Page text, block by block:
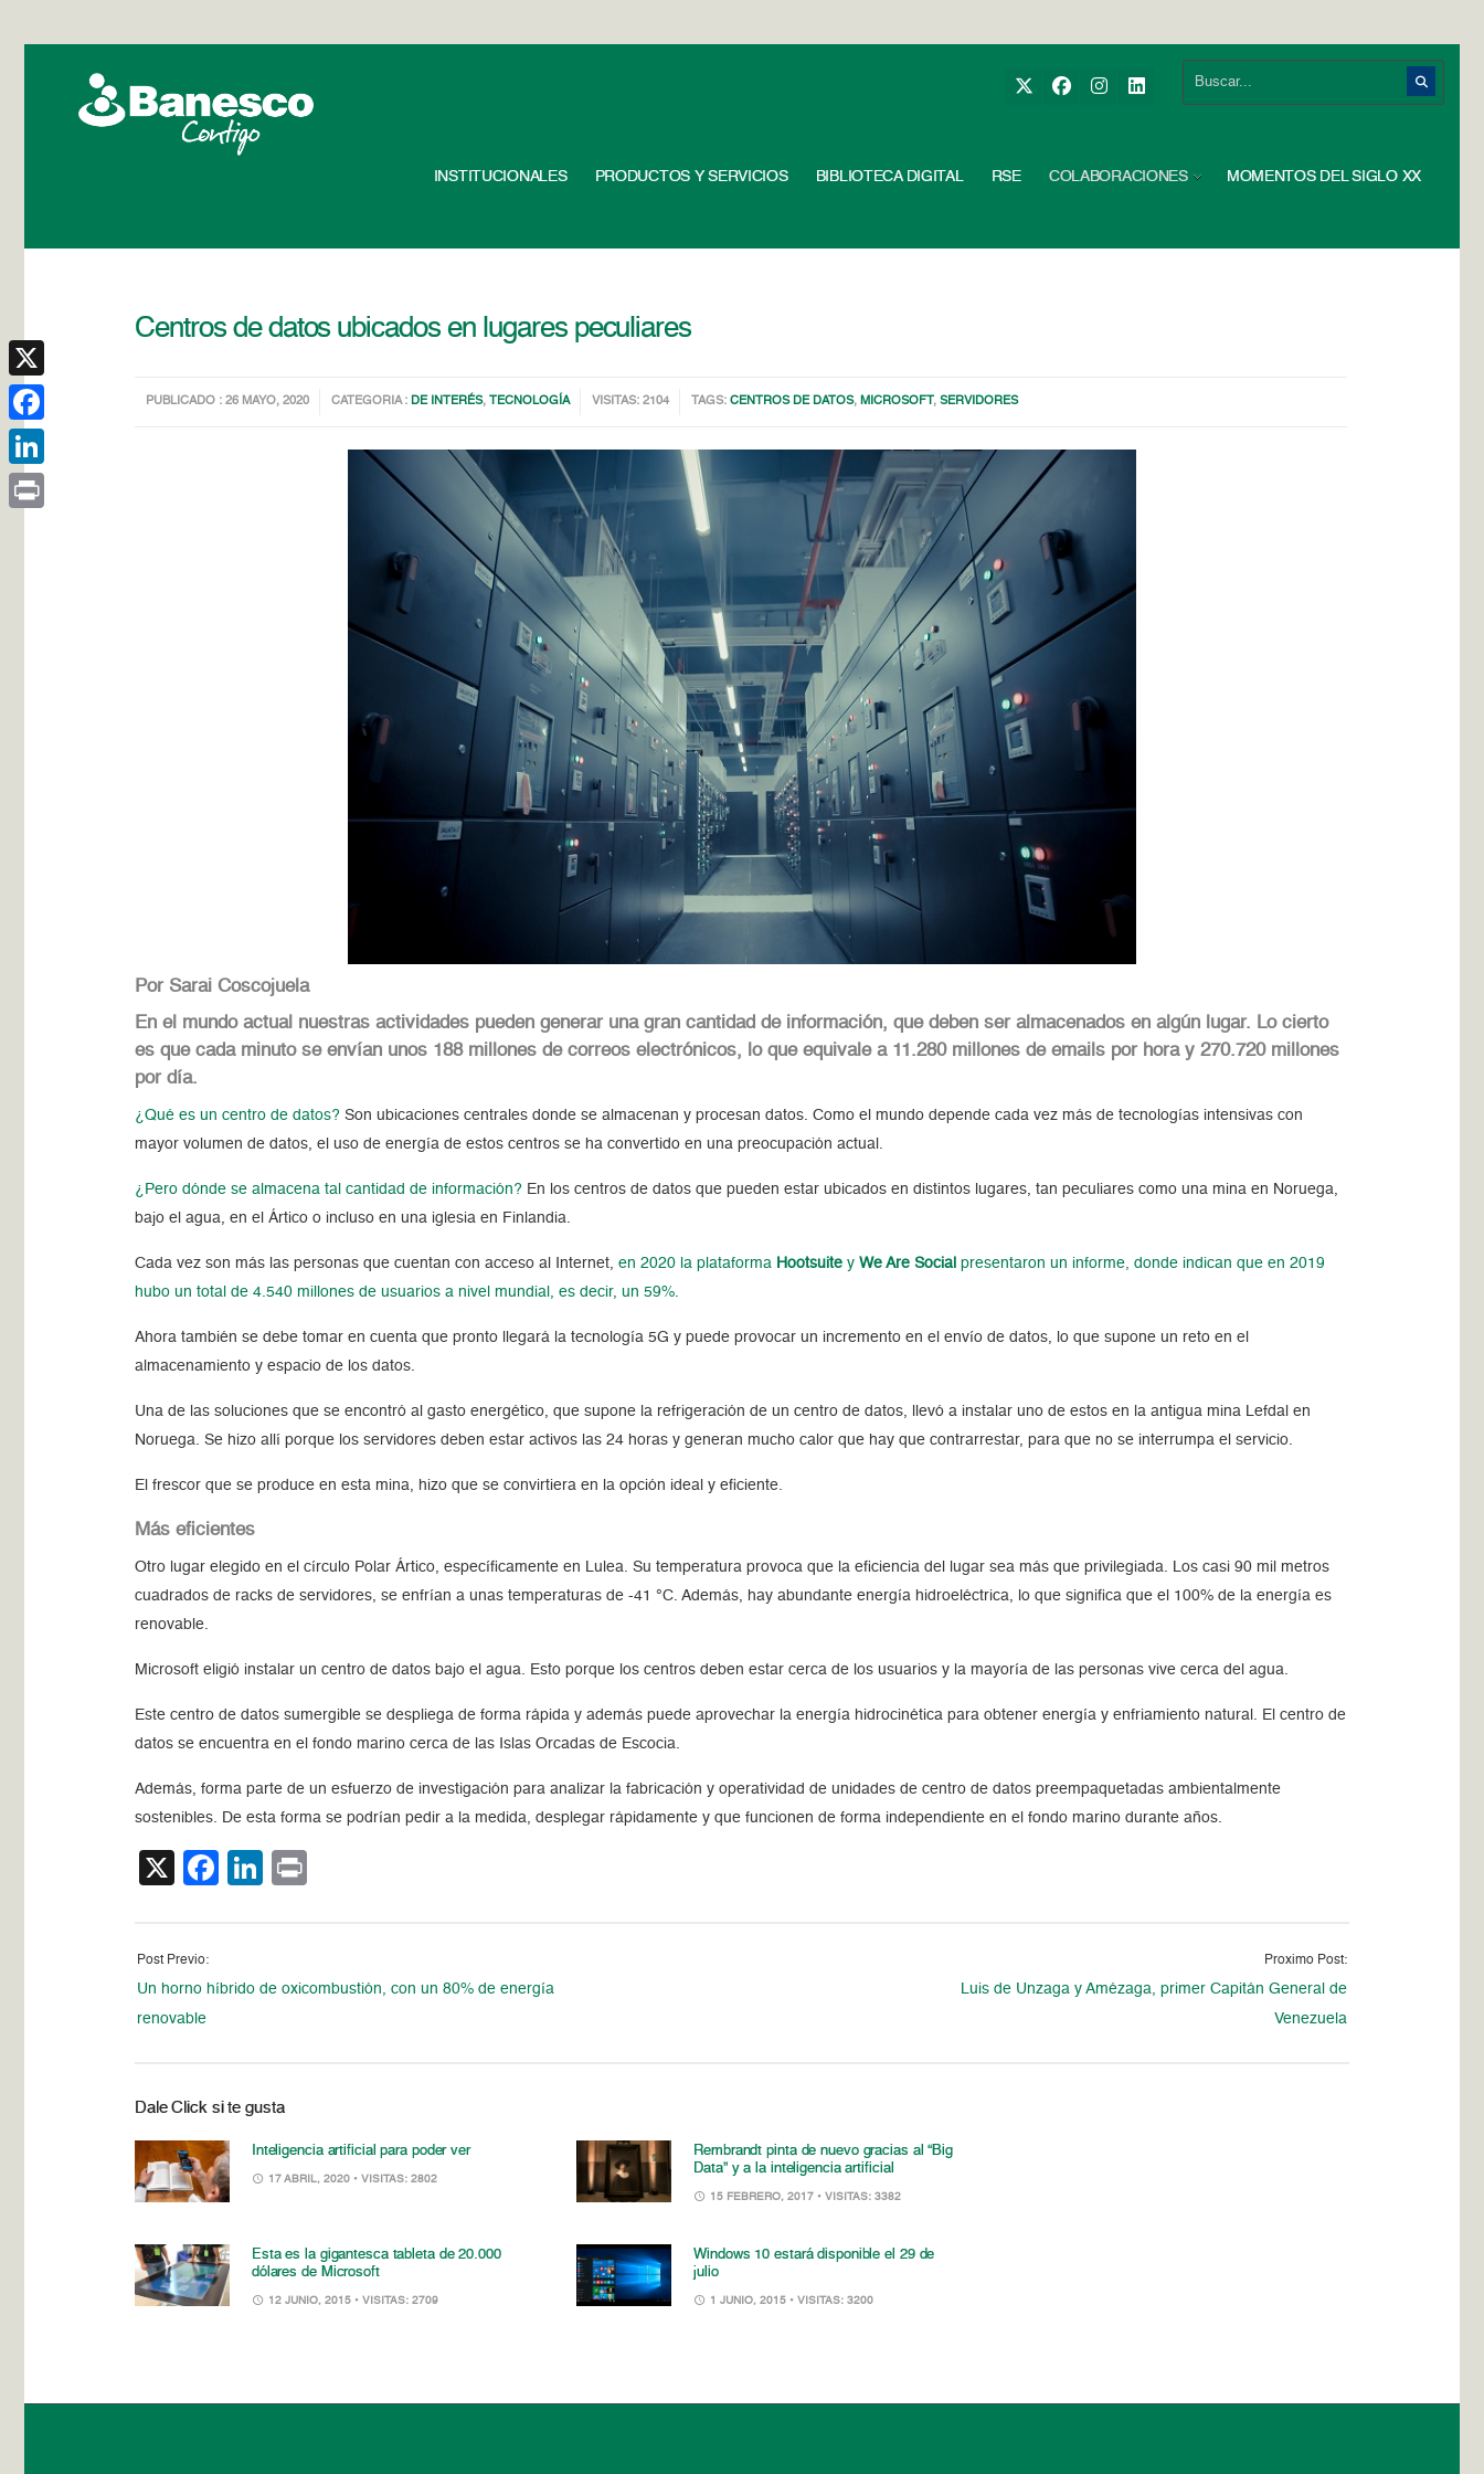
INSTITUCIONALES PRODUCTOS Y SERVICIOS BIBLIOTECA DIGITAL RSE COLABORACIONES MOMENTOS DEL SIGLO XX
Centros de datos ubicados en lugares peculiares
PUBLICADO : 26 MAYO, 2020 CATEGORIA : DE INTERÉS, TECNOLOGÍA VISITAS: 2104 TAGS:CENTROS DE DATOS, MICROSOFT ,SERVIDORES
Por Sarai Coscojuela
En el mundo actual nuestras actividades pueden generar una gran cantidad de información, que deben ser almacenados en algún lugar. Lo cierto
es que cada minuto se envían unos 188 millones de correos electrónicos, lo que equivale a 11.280 millones de emails por hora y 270.720 millones
por día.
¿Qué es un centro de datos? Son ubicaciones centrales donde se almacenan y procesan datos. Como el mundo depende cada vez más de tecnologías intensivas con
mayor volumen de datos, el uso de energía de estos centros se ha convertido en una preocupación actual.
¿Pero dónde se almacena tal cantidad de información? En los centros de datos que pueden estar ubicados en distintos lugares, tan peculiares como una mina en Noruega,
bajo el agua, en el Ártico o incluso en una iglesia en Finlandia.
Cada vez son más las personas que cuentan con acceso al Internet,en 2020 la plataforma Hootsuite yWe Are Social presentaron un informe, donde indican que en 2019
hubo un total de 4.540 millones de usuarios a nivel mundial, es decir, un 59%.
Ahora también se debe tomar en cuenta que pronto llegará la tecnología 5G y puede provocar un incremento en el envío de datos, lo que supone un reto en el
almacenamiento y espacio de los datos.
Una de las soluciones que se encontró al gasto energético, que supone la refrigeración de un centro de datos, llevó a instalar uno de estos en la antigua mina Lefdal en
Noruega. Se hizo allí porque los servidores deben estar activos las 24 horas y generan mucho calor que hay que contrarrestar, para que no se interrumpa el servicio.
El frescor que se produce en esta mina, hizo que se convirtiera en la opción ideal y eficiente.
Más eficientes
Otro lugar elegido en el círculo Polar Ártico, específicamente en Lulea. Su temperatura provoca que la eficiencia del lugar sea más que privilegiada. Los casi 90 mil metros
cuadrados de racks de servidores, se enfrían a unas temperaturas de -41 °C. Además, hay abundante energía hidroeléctrica, lo que significa que el 100% de la energía es
renovable.
Microsoft eligió instalar un centro de datos bajo el agua. Esto porque los centros deben estar cerca de los usuarios y la mayoría de las personas vive cerca del agua.
Este centro de datos sumergible se despliega de forma rápida y además puede aprovechar la energía hidrocinética para obtener energía y enfriamiento natural. El centro de
datos se encuentra en el fondo marino cerca de las Islas Orcadas de Escocia.
Además, forma parte de un esfuerzo de investigación para analizar la fabricación y operatividad de unidades de centro de datos preempaquetadas ambientalmente
sostenibles. De esta forma se podrían pedir a la medida, desplegar rápidamente y que funcionen de forma independiente en el fondo marino durante años.
X Facebook
LinkedIn
Post Previo:
Un horno híbrido de oxicombustión, con un 80% de energía
renovable
Proximo Post:
Luis de Unzaga y Amézaga, primer Capitán General de
Venezuela
Dale Click si te gusta
Inteligencia artificial para poder ver
17 ABRIL, 2020 • VISITAS: 2802
Rembrandt pinta de nuevo gracias al “Big
Data” y a la inteligencia artificial
15 FEBRERO, 2017 • VISITAS: 3382
Esta es la gigantesca tableta de 20.000
dólares de Microsoft
12 JUNIO, 2015 • VISITAS: 2709
Windows 10 estará disponible el 29 de
julio
1 JUNIO, 2015 • VISITAS: 3200
X
Facebook
LinkedIn